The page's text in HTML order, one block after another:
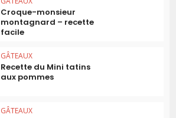
Croque-monsieur
montagnard – recette
facile
GÂTEAUX
Recette du Mini tatins
aux pommes
GÂTEAUX